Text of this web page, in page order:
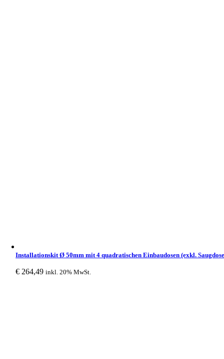
Installationskit Ø 50mm mit 4 quadratischen Einbaudosen (exkl.
€ 264,49 inkl. 20% MwSt.